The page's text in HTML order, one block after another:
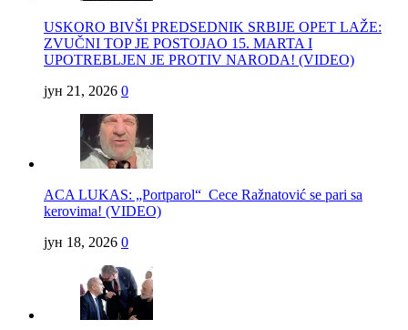
USKORO BIVŠI PREDSEDNIK SRBIJE OPET LAŽE:
ZVUČNI TOP JE POSTOJAO 15. MARTA I
UPOTREBLJEN JE PROTIV NARODA! (VIDEO)
јун 21, 2026 0
ACA LUKAS: „Portparol“ Cece Ražnatović se pari sa
kerovima! (VIDEO)
јун 18, 2026 0